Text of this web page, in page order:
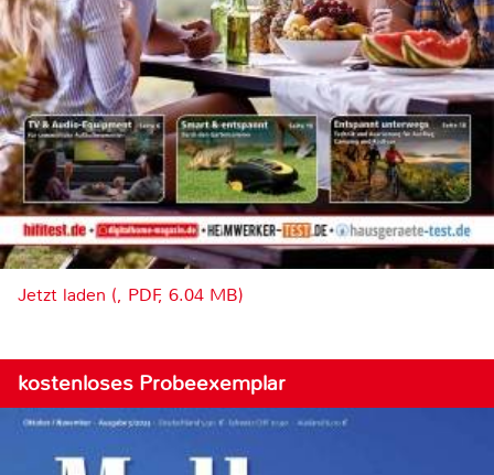
Jetzt laden (, PDF, 6.04 MB)
kostenloses Probeexemplar